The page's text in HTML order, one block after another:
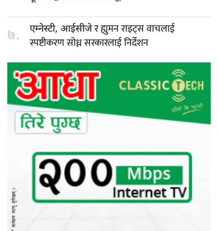
७. एम्नेस्टी, आईसीजेर ह्युमन राइट्स वाचलाई
स्पष्टीकरण सोध्न सरकारलाई निर्देशन